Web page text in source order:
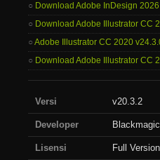
Download Adobe InDesign
Download Adobe Illustrator CC
Adobe Illustrator CC 2020
Download Adobe Illustrator CC
Versi v20.3.2
Developer
Lisensi Full Version